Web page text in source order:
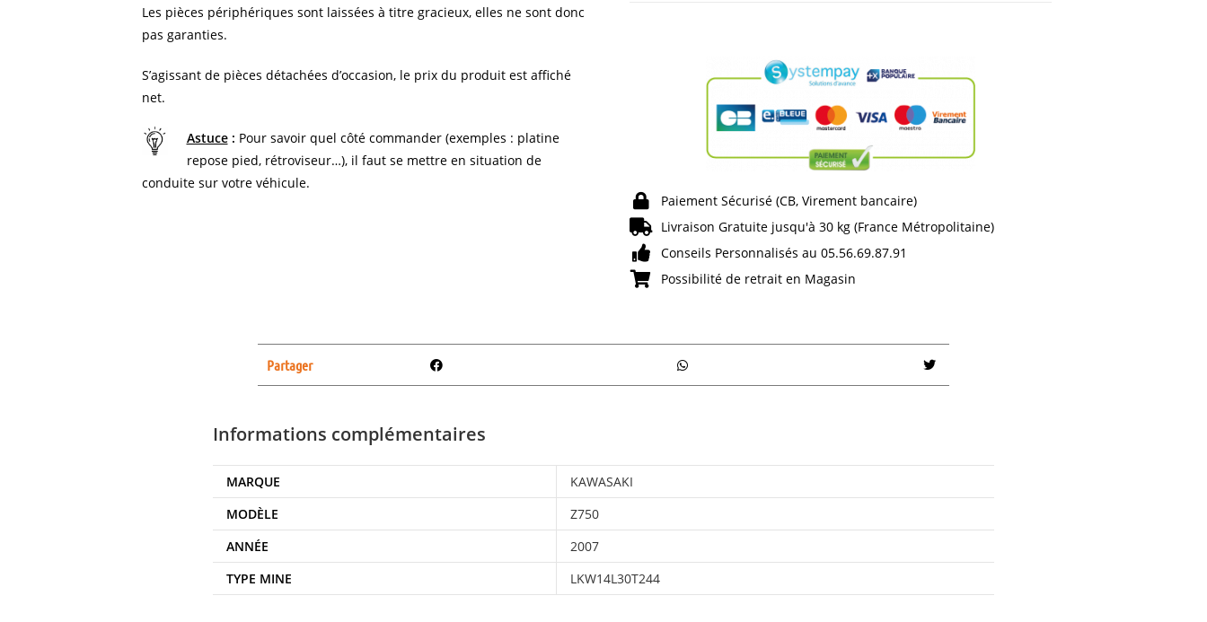
Les pièces périphériques sont laissées à titre gracieux, elles ne sont donc
pas garanties.
S’agissant de pièces détachées d’occasion, le prix du produit est affiché
net.
Astuce: Pour savoir quel côté commander (exemples : platine
repose pied, rétroviseur…), il faut se mettre en situation de
conduite sur votre véhicule.
Paiement Sécurisé (CB, Virement bancaire)
Livraison Gratuite jusqu'à 30 kg (France Métropolitaine)
Conseils Personnalisés au 05.56.69.87.91
Possibilité de retrait en Magasin
Partager
Informations complémentaires
MARQUE
KAWASAKI
MODÈLE
Z750
ANNÉE
2007
TYPE MINE
LKW14L30T244